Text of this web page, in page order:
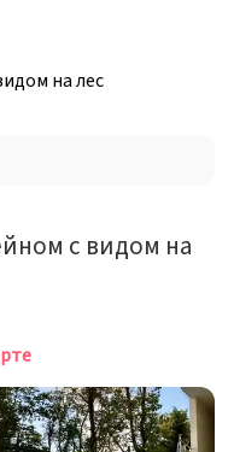
на лес
с видом на